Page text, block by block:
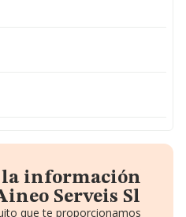
la información
Serveis Sl
que te proporcionamos